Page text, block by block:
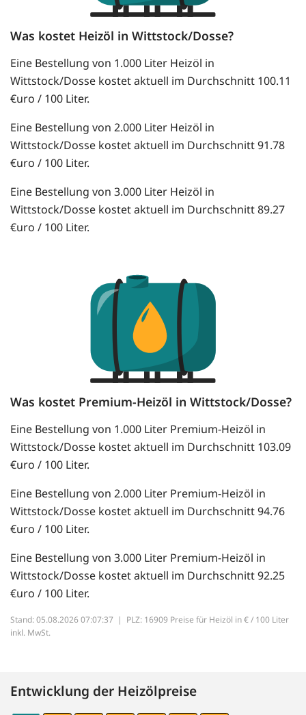
Was kostet Heizöl in Wittstock/Dosse?
Eine Bestellung von 1.000 Liter Heizöl in
Wittstock/Dosse kostet aktuell im Durchschnitt 100.11
€uro / 100 Liter.
Eine Bestellung von 2.000 Liter Heizöl in
Wittstock/Dosse kostet aktuell im Durchschnitt 91.78
€uro / 100 Liter.
Eine Bestellung von 3.000 Liter Heizöl in
Wittstock/Dosse kostet aktuell im Durchschnitt 89.27
€uro / 100 Liter.
Was kostet Premium-Heizöl in Wittstock/Dosse?
Eine Bestellung von 1.000 Liter Premium-Heizöl in
Wittstock/Dosse kostet aktuell im Durchschnitt 103.09
€uro / 100 Liter.
Eine Bestellung von 2.000 Liter Premium-Heizöl in
Wittstock/Dosse kostet aktuell im Durchschnitt 94.76
€uro / 100 Liter.
Eine Bestellung von 3.000 Liter Premium-Heizöl in
Wittstock/Dosse kostet aktuell im Durchschnitt 92.25
€uro / 100 Liter.
Stand: 05.08.2026 07:07:37 | PLZ: 16909 Preise für Heizöl in € / 100 Liter
inkl. MwSt.
Entwicklung der Heizölpreise